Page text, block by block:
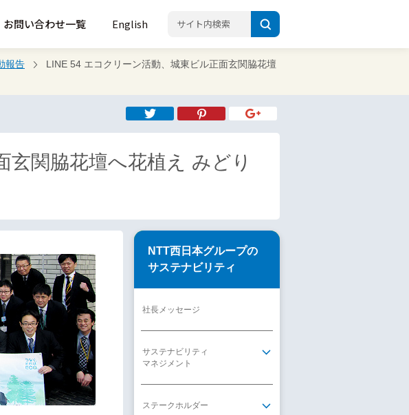
お問い合わせ一覧 English
報告
LINE 54 エコクリーン活動、城東ビル正面玄関脇花壇
関脇花壇へ花植え みどり
NTT西日本グループの
サステナビリティ
社長メッセージ
サステナビリティ
マネジメント
ステークホルダー